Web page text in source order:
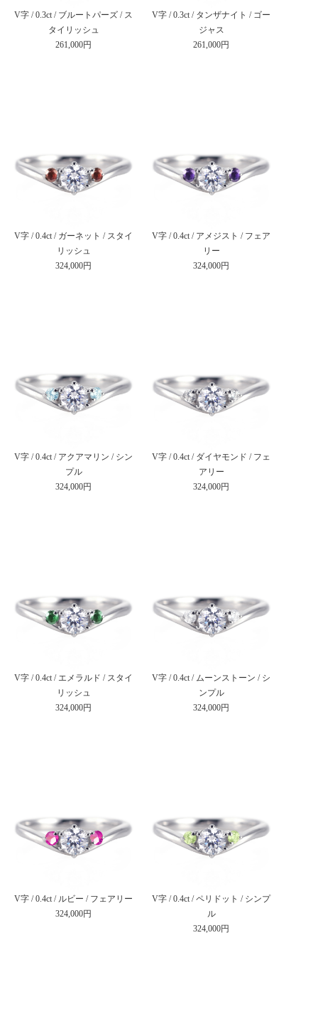
V字 / 0.3ct / ブルートパーズ / ス
タイリッシュ
261,000円
V字 / 0.3ct / タンザナイト / ゴー
ジャス
261,000円
V字 / 0.4ct / ガーネット / スタイ
リッシュ
324,000円
V字 / 0.4ct / アメジスト / フェア
リー
324,000円
V字 / 0.4ct / アクアマリン / シン
プル
324,000円
V字 / 0.4ct / ダイヤモンド / フェ
アリー
324,000円
V字 / 0.4ct / エメラルド / スタイ
リッシュ
324,000円
V字 / 0.4ct / ムーンストーン / シ
ンプル
324,000円
V字 / 0.4ct / ルビー / フェアリー
324,000円
V字 / 0.4ct / ペリドット / シンプ
ル
324,000円